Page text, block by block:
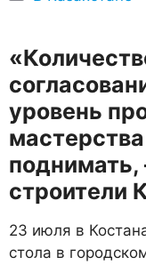
уровень
строители
23 июля в
стола в